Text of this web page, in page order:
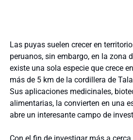
Las puyas suelen crecer en
peruanos, sin embargo, en la zona
existe una sola especie que crece
más de 5 km de la cordillera de
Sus aplicaciones medicinales,
alimentarias, la convierten en una
abre un interesante campo de